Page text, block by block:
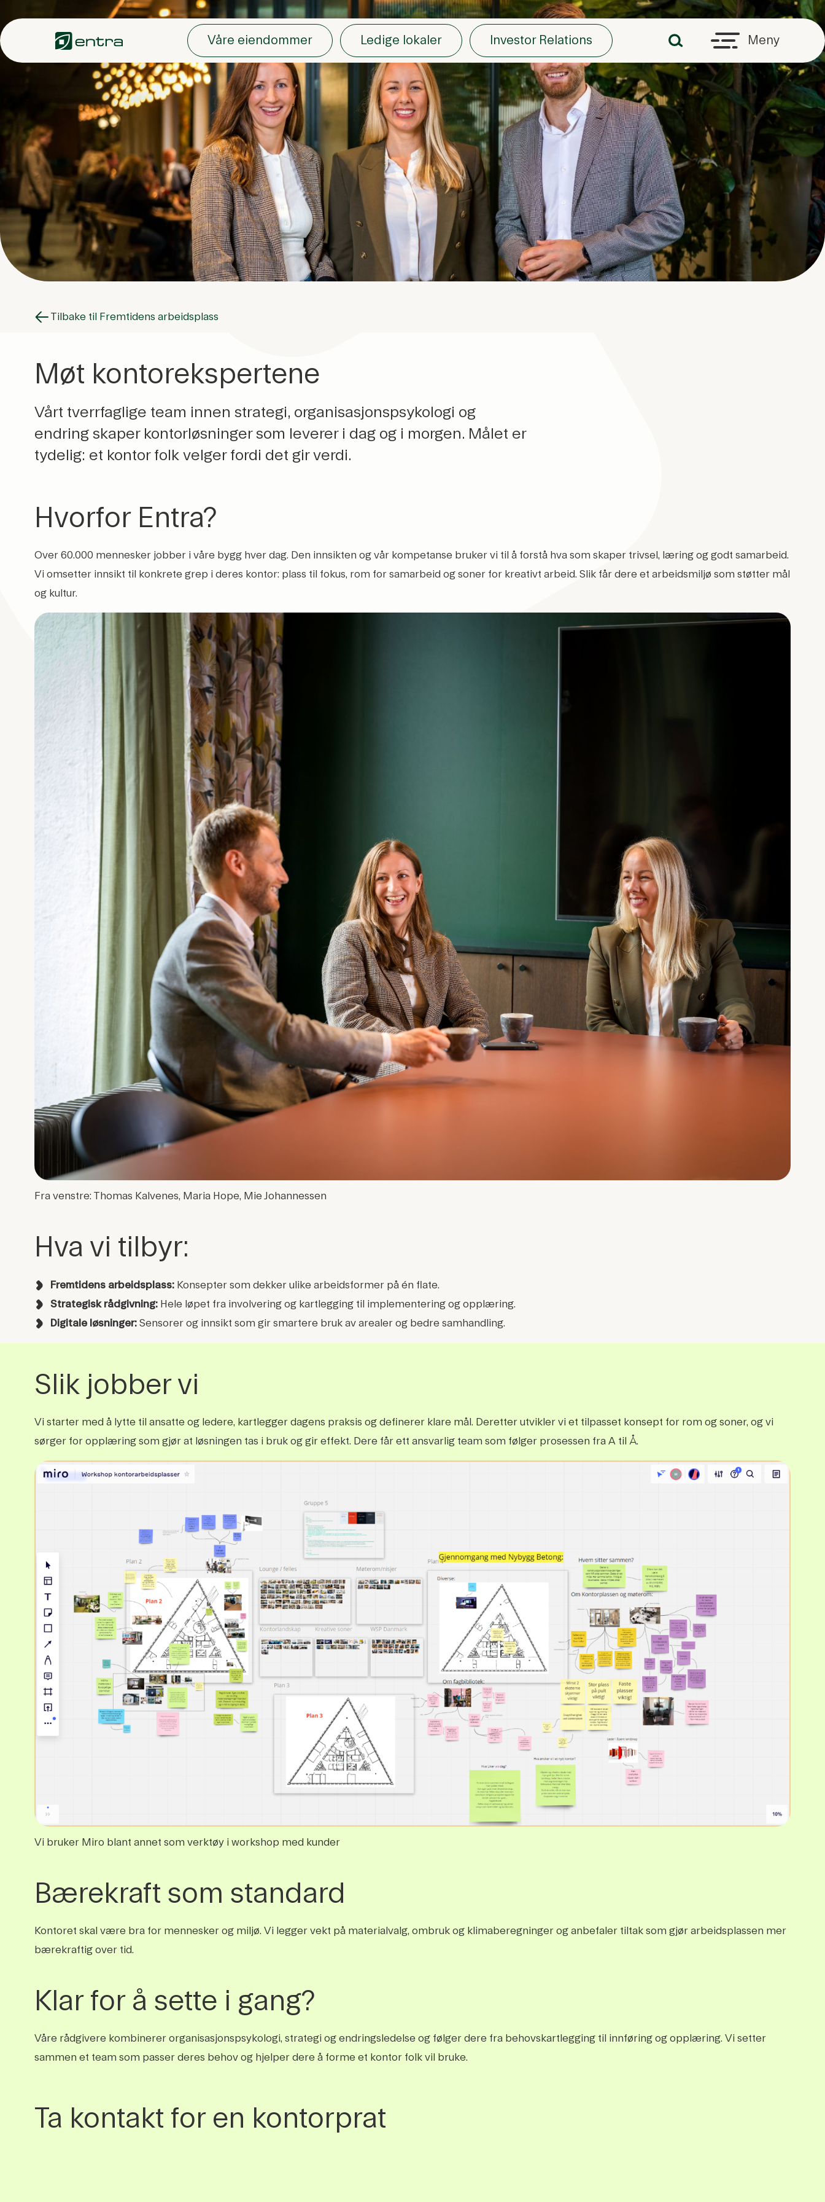
Hopp til hovedinnhold
Våre eiendommer Ledige lokaler Investor Relations Meny
Tilbake til Fremtidens arbeidsplass
Møt kontorekspertene
Vårt tverrfaglige team innen strategi, organisasjonspsykologi og
endring skaper kontorløsninger som leverer i dag og i morgen. Målet er
tydelig: et kontor folk velger fordi det gir verdi.
Hvorfor Entra?
Over 60.000 mennesker jobber i våre bygg hver dag. Den innsikten og vår kompetanse bruker vi til å forstå hva som skaper trivsel, læring og godt samarbeid.
Vi omsetter innsikt til konkrete grep i deres kontor: plass til fokus, rom for samarbeid og soner for kreativt arbeid. Slik får dere et arbeidsmiljø som støtter mål
og kultur.
Fra venstre: Thomas Kalvenes, Maria Hope, Mie Johannessen
Hva vi tilbyr:
Fremtidens arbeidsplass:Konsepter som dekker ulike arbeidsformer på én flate.
Strategisk rådgivning:Hele løpet fra involvering og kartlegging til implementering og opplæring.
Digitale løsninger:Sensorer og innsikt som gir smartere bruk av arealer og bedre samhandling.
Slik jobber vi
Vi starter med å lytte til ansatte og ledere, kartlegger dagens praksis og definerer klare mål. Deretter utvikler vi et tilpasset konsept for rom og soner, og vi
sørger for opplæring som gjør at løsningen tas i bruk og gir effekt. Dere får ett ansvarlig team som følger prosessen fra A til Å.
Vi bruker Miro blant annet som verktøy i workshop med kunder
Bærekraft som standard
Kontoret skal være bra for mennesker og miljø. Vi legger vekt på materialvalg, ombruk og klimaberegninger og anbefaler tiltak som gjør arbeidsplassen mer
bærekraftig over tid.
Klar for å sette i gang?
Våre rådgivere kombinerer organisasjonspsykologi, strategi og endringsledelse og følger dere fra behovskartlegging til innføring og opplæring. Vi setter
sammen et team som passer deres behov og hjelper dere å forme et kontor folk vil bruke.
Ta kontakt for en kontorprat